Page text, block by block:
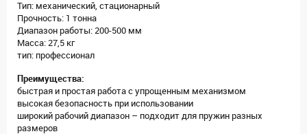
Тип: механический, стационарный
Прочность: 1 тонна
Диапазон работы: 200-500 мм
Масса: 27,5 кг
тип: профессионал
Преимущества:
быстрая и простая работа с упрощенным механизмом
высокая безопасность при использовании
широкий рабочий диапазон – подходит для пружин разных
размеров